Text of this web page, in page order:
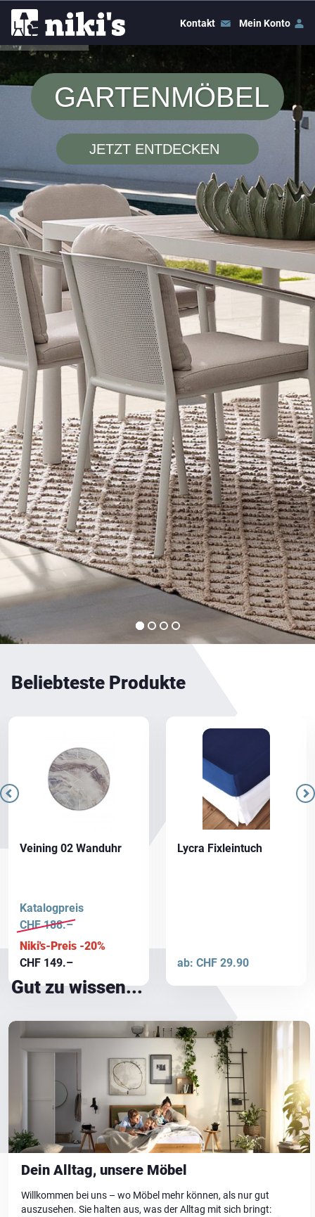
Kontakt Mein Konto
GARTENMÖBEL
JETZT ENTDECKEN
Beliebteste Produkte
Veining 02 Wanduhr
Katalogpreis
CHF188.–
Niki's-Preis -20%
CHF 149.–
Lycra Fixleintuch
ab: CHF 29.90
Dieses
mehrere
Optionen
Gut zu wissen...
Dein Alltag, unsere Möbel
Willkommen bei uns – wo Möbel mehr können, als nur gut
auszusehen. Sie halten aus, was der Alltag mit sich bringt: